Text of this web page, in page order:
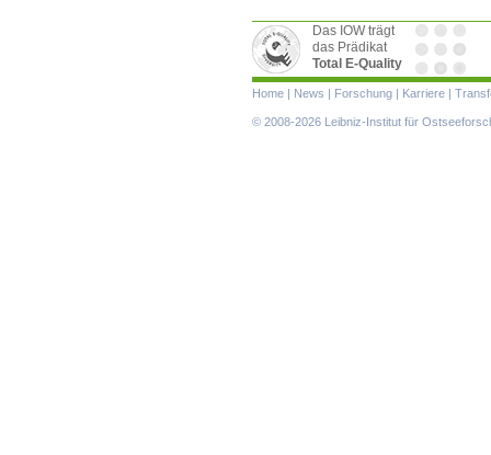
Das IOW trägt
das Prädikat
Total E-Quality
Navigation
überspringen
Home | News | Forschung | Karriere |
© 2008-2026 Leibniz-Institut für